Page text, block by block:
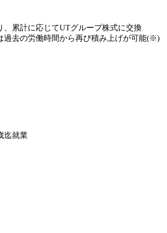
、累計に応じてUTグループ株式に交換
過去の労働時間から再び積み上げが可能(※)
迄就業